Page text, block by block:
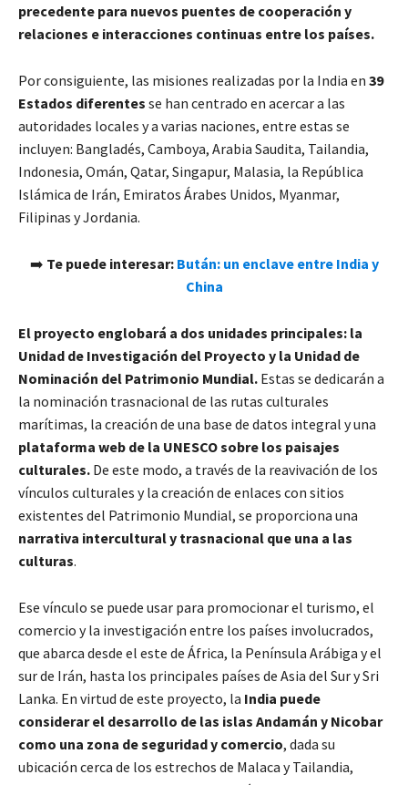
precedente para nuevos puentes de cooperación y
relaciones e interacciones continuas entre los países.
Por consiguiente, las misiones realizadas por la India en 39
Estados diferentes se han centrado en acercar a las
autoridades locales y a varias naciones, entre estas se
incluyen: Bangladés, Camboya, Arabia Saudita, Tailandia,
Indonesia, Omán, Qatar, Singapur, Malasia, la República
Islámica de Irán, Emiratos Árabes Unidos, Myanmar,
Filipinas y Jordania.
➡️ Te puede interesar: Bután: un enclave entre India y
China
El proyecto englobará a dos unidades principales: la
Unidad de Investigación del Proyecto y la Unidad de
Nominación del Patrimonio Mundial. Estas se dedicarán a
la nominación trasnacional de las rutas culturales
marítimas, la creación de una base de datos integral y una
plataforma web de la UNESCO sobre los paisajes
culturales. De este modo, a través de la reavivación de los
vínculos culturales y la creación de enlaces con sitios
existentes del Patrimonio Mundial, se proporciona una
narrativa intercultural y trasnacional que una a las
culturas.
Ese vínculo se puede usar para promocionar el turismo, el
comercio y la investigación entre los países involucrados,
que abarca desde el este de África, la Península Arábiga y el
sur de Irán, hasta los principales países de Asia del Sur y Sri
Lanka. En virtud de este proyecto, la India puede
considerar el desarrollo de las islas Andamán y Nicobar
como una zona de seguridad y comercio, dada su
ubicación cerca de los estrechos de Malaca y Tailandia,